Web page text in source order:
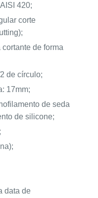
420;
corte
de forma
de círculo;
17mm;
de seda
de silicone;
data de